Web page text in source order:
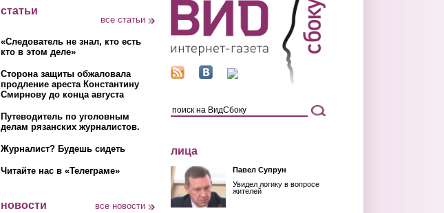
статьи
все статьи
«Следователь не знал, кто есть
кто в этом деле»
Сторона защиты обжаловала
продление ареста Константину
Смирнову до конца августа
Путеводитель по уголовным
делам рязанских журналистов.
Журналист? Будешь сидеть
Читайте нас в «Телеграме»
новости все новости
лица
Павел Супрун
Увидел логику в вопросе
жителей